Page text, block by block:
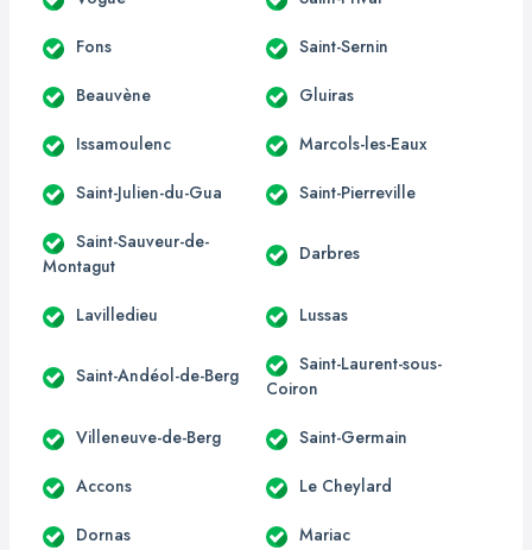
Fons Saint-Sernin
Beauvène Gluiras
Issamoulenc Marcols-les-Eaux
Saint-Julien-du-Gua Saint-Pierreville
Saint-Sauveur-de-
Montagut
Darbres
Lavilledieu Lussas
Saint-Andéol-de-Berg
Saint-Laurent-sous-
Coiron
Villeneuve-de-Berg Saint-Germain
Accons Le Cheylard
Dornas Mariac